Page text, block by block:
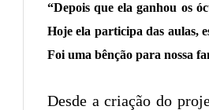
“Depois que ela ganhou os
Hoje ela participa das aulas,
Foi uma bênção para nossa
Desde a criação do